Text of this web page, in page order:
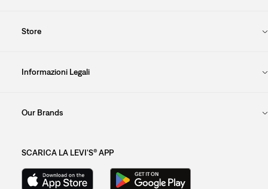
Store
Informazioni Legali
Our Brands
SCARICA LA LEVI'S® APP